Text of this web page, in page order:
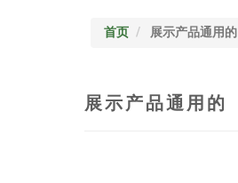
首页 展示产品通用的
展示产品通用的